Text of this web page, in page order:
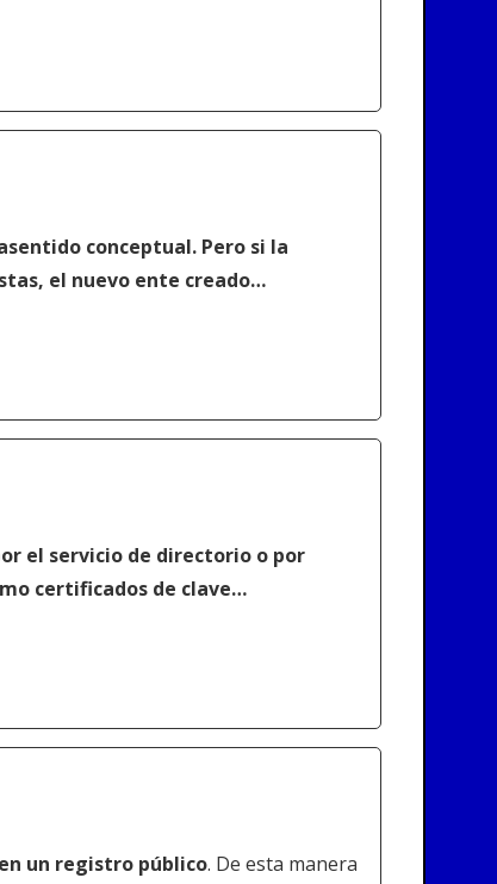
conceptual. Pero si la
el nuevo ente creado…
el servicio de directorio o por
certificados de clave…
un registro público. De esta manera